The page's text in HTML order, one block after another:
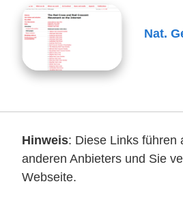
Nat.
Hinweis: Diese Links führen
anderen Anbieters und Sie
Webseite.